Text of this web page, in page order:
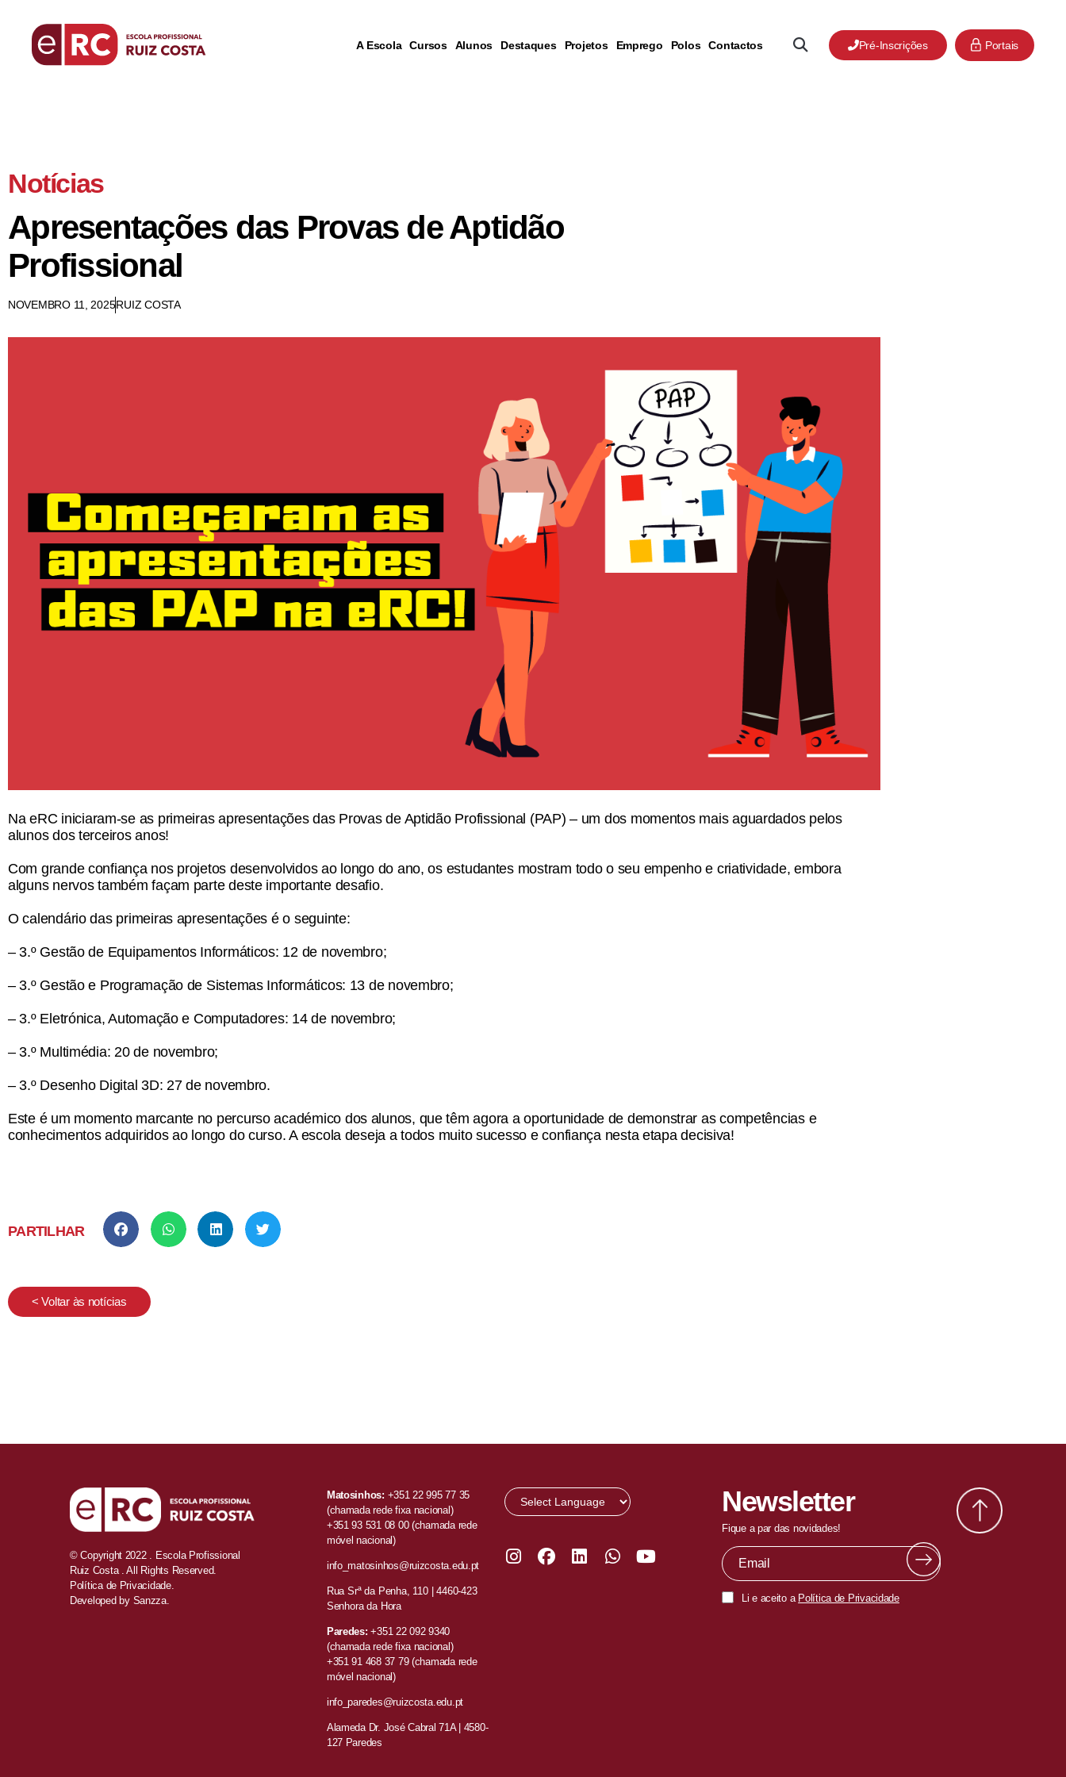
A Escola Cursos Alunos Destaques Projetos Emprego Polos Contactos Pré-Inscrições Portais
Notícias
Apresentações das Provas de Aptidão
Profissional
NOVEMBRO 11, 2025RUIZ COSTA
NaeRC iniciaram-se as primeiras apresentações das Provas de Aptidão Profissional (PAP) – um dos momentos mais aguardados pelos
alunos dosterceirosanos!
Com grande confiança nos projetos desenvolvidos ao longo do ano, os estudantes mostram todo o seu empenho e criatividade, embora
alguns nervos também façam parte deste importante desafio.
O calendário das primeiras apresentações é o seguinte:
–3.º Gestão de Equipamentos Informáticos: 12 de novembro;
–3.º Gestão e Programação de Sistemas Informáticos: 13 de novembro;
–3.º Eletrónica, Automação e Computadores: 14 de novembro;
–3.º Multimédia:20 de novembro;
–3.º Desenho Digital 3D: 27 de novembro.
Este é um momento marcante no percurso académico dos alunos, que têm agora a oportunidade de demonstrar as competências e
conhecimentos adquiridos ao longo do curso. A escola deseja a todos muito sucesso e confiançanesta etapa decisiva!
PARTILHAR
< Voltar às notícias
© Copyright 2022 . Escola Profissional
Ruiz Costa . All Rights Reserved.
Política de Privacidade.
Developed by Sanzza.
Matosinhos: +351 22 995 77 35
(chamada rede fixa nacional)
+351 93 531 08 00(chamada rede
móvel nacional)
info_matosinhos@ruizcosta.edu.pt
Rua Srª da Penha, 110 |4460-423
Senhora da Hora
Paredes:+35122 092 9340
(chamada rede fixa nacional)
+351 91 468 37 79(chamada rede
móvel nacional)
info_paredes@ruizcosta.edu.pt
Alameda Dr. José Cabral 71A | 4580-
127 Paredes
Newsletter
Fique a par das novidades!
Li e aceito a Política de Privacidade